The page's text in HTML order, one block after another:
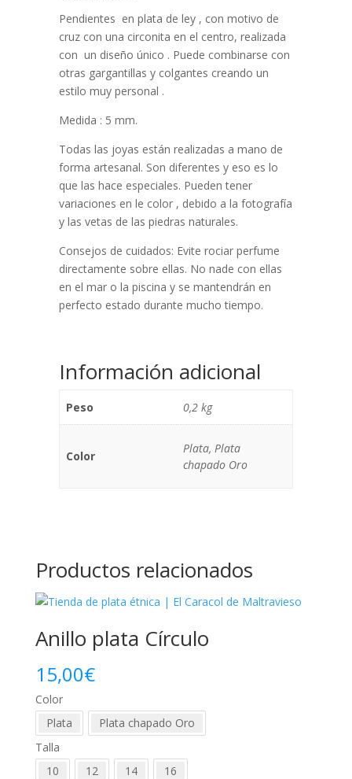
Pendientes en plata de ley , con motivo de
cruz con una circonita en el centro, realizada
con un diseño único . Puede combinarse con
otras gargantillas y colgantes creando un
estilo muy personal .
Medida : 5 mm.
Todas las joyas están realizadas a mano de
forma artesanal. Son diferentes y eso es lo
que las hace especiales. Pueden tener
variaciones en le color , debido a la fotografía
y las vetas de las piedras naturales.
Consejos de cuidados: Evite rociar perfume
directamente sobre ellas. No nade con ellas
en el mar o la piscina y se mantendrán en
perfecto estado durante mucho tiempo.
Información adicional
Peso 0,2 kg
Color
Plata, Plata
chapado Oro
Productos relacionados
Anillo plata Círculo
15,00€
Color
Plata
Plata chapado Oro
Talla
10
12 14 16